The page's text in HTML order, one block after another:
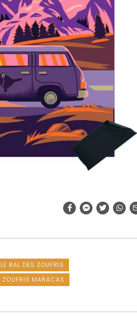
LE BAL DES ZOUFRIS
ZOUFRIS MARACAS